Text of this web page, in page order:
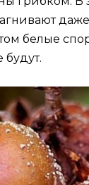
белые
будут.